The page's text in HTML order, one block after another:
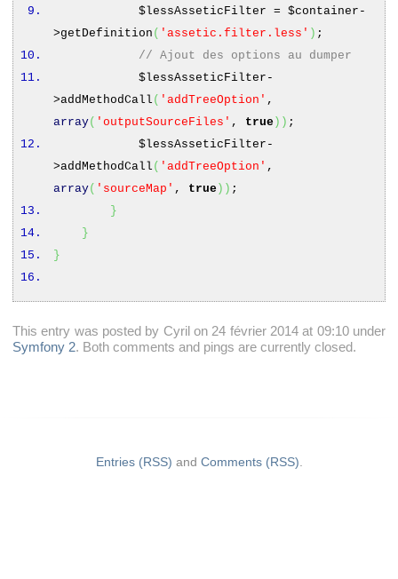
$lessAsseticFilter = $container -
>getDefinition ( 'assetic.filter.less' ) ;
// Ajout des options au dumper
$lessAsseticFilter -
>addMethodCall ( 'addTreeOption' ,
array( 'outputSourceFiles' , true ) ) ;
$lessAsseticFilter -
>addMethodCall ( 'addTreeOption' ,
array( 'sourceMap' , true ) ) ;
}
}
}
This entry was posted by Cyril on 24 février 2014 at 09:10 under
Symfony 2. Both comments and pings are currently closed.
Entries (RSS) and Comments (RSS).